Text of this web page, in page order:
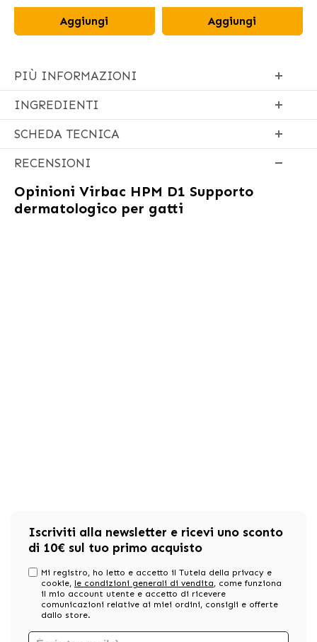
Aggiungi Aggiungi
PIÙ INFORMAZIONI
INGREDIENTI
SCHEDA TECNICA
RECENSIONI
Opinioni Virbac HPM D1 Supporto
dermatologico per gatti
Iscriviti alla newsletter e ricevi uno sconto
di 10€ sul tuo primo acquisto
Mi registro, ho letto e accetto il Tutela della privacy e
cookie, le condizioni generali di vendita, come funziona
il mio account utente e accetto di ricevere
comunicazioni relative ai miei ordini, consigli e offerte
dallo store.